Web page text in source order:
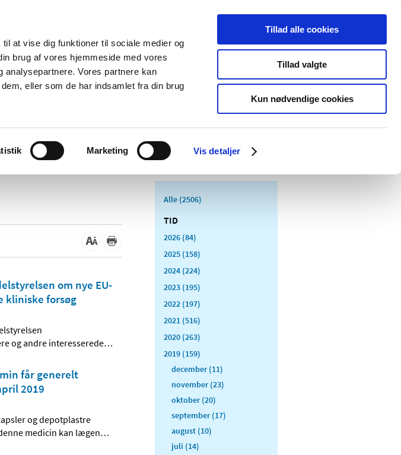
at vise dig funktioner til sociale medier og
brug af vores hjemmeside med vores
analysepartnere. Vores partnere kan
eller som de har indsamlet fra din brug
Marketing Vis detaljer
Tillad alle cookies
Tillad valgte
Kun nødvendige cookies
Nyheder Om os Kontakt Udgivelser
Apoteker og salg af
Medicinsk
Særlige
produktområder
om nye EU-
kliniske forsøg
og andre interesserede…
får generelt
2019
og depotplastre
medicin kan lægen…
Alle (2506)
TID
2026 (84)
2025 (158)
2024 (224)
2023 (195)
2022 (197)
2021 (516)
2020 (263)
2019 (159)
december (11)
november (23)
oktober (20)
september (17)
august (10)
juli (14)